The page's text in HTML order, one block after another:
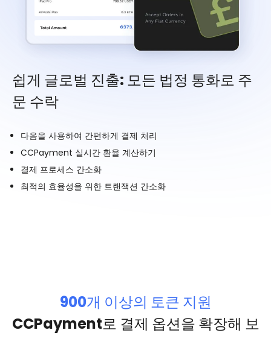
쉽게 글로벌 진출: 모든 법정 통화로 주
문 수락
다음을 사용하여 간편하게 결제 처리
CCPayment 실시간 환율 계산하기
결제 프로세스 간소화
최적의 효율성을 위한 트랜잭션 간소화
900개 이상의 토큰 지원
CCPayment로 결제 옵션을 확장해 보